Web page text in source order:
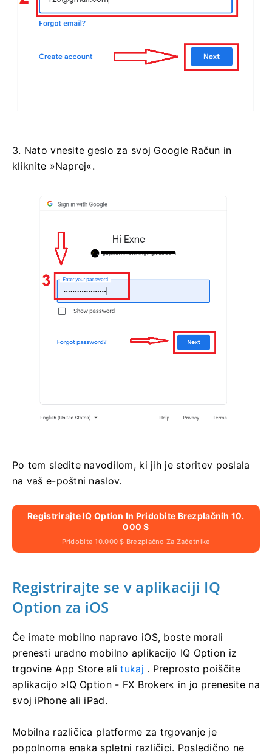
3. Nato vnesite geslo za svoj Google Račun in
kliknite »Naprej«.
Po tem sledite navodilom, ki jih je storitev poslala
na vaš e-poštni naslov.
Registrirajte IQ Option In Pridobite Brezplačnih 10.
000 $
Pridobite 10.000 $ Brezplačno Za Začetnike
Registrirajte se v aplikaciji IQ
Option za iOS
Če imate mobilno napravo iOS, boste morali
prenesti uradno mobilno aplikacijo IQ Option iz
trgovine App Store alitukaj . Preprosto poiščite
aplikacijo »IQ Option - FX Broker« in jo prenesite na
svoj iPhone ali iPad.
Mobilna različica platforme za trgovanje je
popolnoma enaka spletni različici. Posledično ne